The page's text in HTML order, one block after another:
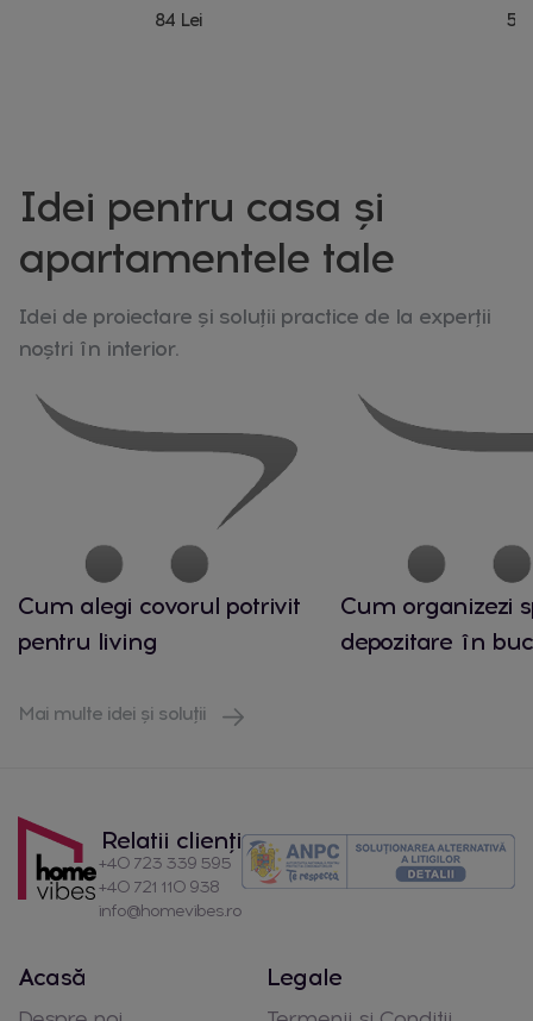
84 Lei
Idei pentru casa și
apartamentele tale
Idei de proiectare și soluții practice de la experții
noștri în interior.
Cum alegi covorul potrivit
pentru living
Cum organizezi
depozitare în
Mai multe idei și soluții
Relatii clienți
+40 723 339 595
+40 721 110 938
info@homevibes.ro
Acasă Legale